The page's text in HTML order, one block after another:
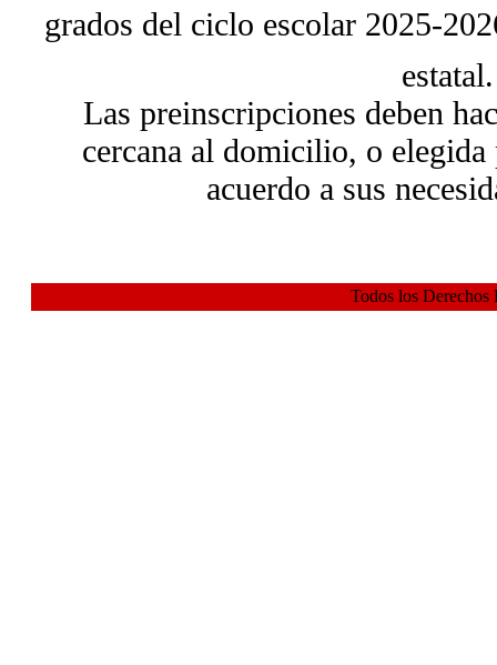
grados del ciclo escolar 2025-
estatal.
Las preinscripciones deben
cercana al domicilio, o elegida
acuerdo a sus
Todos los Derechos